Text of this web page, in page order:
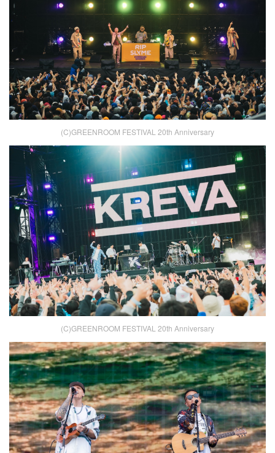
(C)GREENROOM FESTIVAL 20th Anniversary
(C)GREENROOM FESTIVAL 20th Anniversary